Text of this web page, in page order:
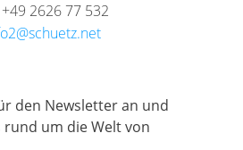
+49 2626 77 532
den Newsletter an und
rund um die Welt von